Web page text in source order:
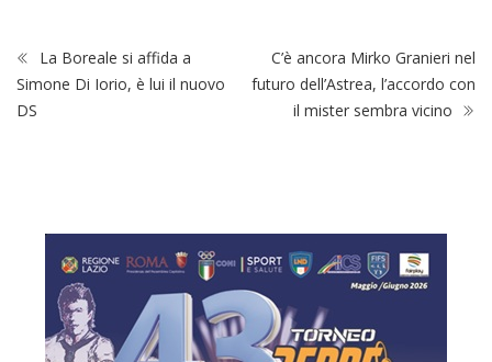
La Boreale si affida a
Simone Di Iorio, è lui il nuovo
DS
C’è ancora Mirko Granieri nel
futuro dell’Astrea, l’accordo con
il mister sembra vicino